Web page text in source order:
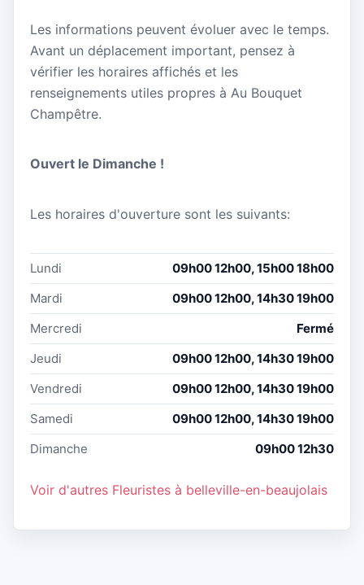
Les informations peuvent évoluer avec le temps.
Avant un déplacement important, pensez à
vérifier les horaires affichés et les
renseignements utiles propres à Au Bouquet
Champêtre.
Ouvert le Dimanche !
Les horaires d'ouverture sont les suivants:
Lundi
09h00 12h00, 15h00 18h00
Mardi
09h00 12h00, 14h30 19h00
Mercredi
Fermé
Jeudi
09h00 12h00, 14h30 19h00
Vendredi
09h00 12h00, 14h30 19h00
Samedi
09h00 12h00, 14h30 19h00
Dimanche
09h00 12h30
Voir d'autres Fleuristes à belleville-en-beaujolais